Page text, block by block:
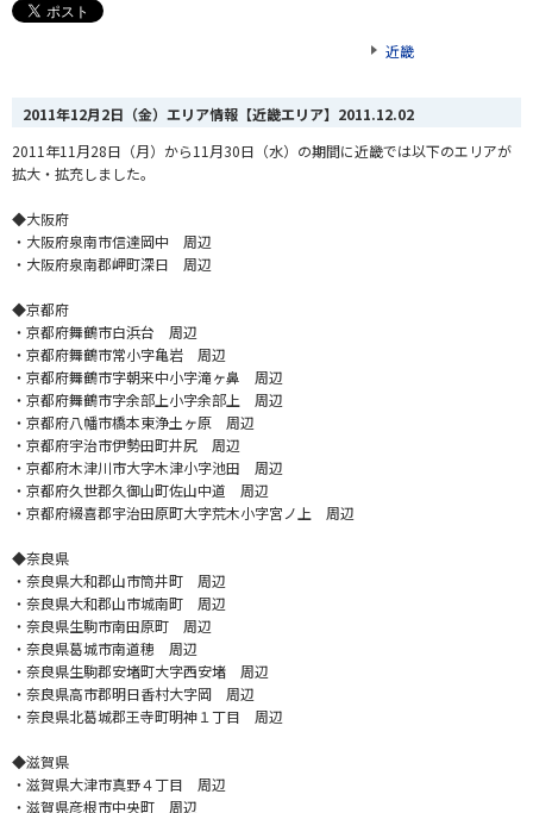
近畿
2011年12月2日（金）エリア情報【近畿エリア】 2011.12.02
2011年11月28日（月）から11月30日（水）の期間に近畿では以下のエリアが
拡大・拡充しました。
◆大阪府
・大阪府泉南市信達岡中 周辺
・大阪府泉南郡岬町深日 周辺
◆京都府
・京都府舞鶴市白浜台 周辺
・京都府舞鶴市常小字亀岩 周辺
・京都府舞鶴市字朝来中小字滝ヶ鼻 周辺
・京都府舞鶴市字余部上小字余部上 周辺
・京都府八幡市橋本東浄土ヶ原 周辺
・京都府宇治市伊勢田町井尻 周辺
・京都府木津川市大字木津小字池田 周辺
・京都府久世郡久御山町佐山中道 周辺
・京都府綴喜郡宇治田原町大字荒木小字宮ノ上 周辺
◆奈良県
・奈良県大和郡山市筒井町 周辺
・奈良県大和郡山市城南町 周辺
・奈良県生駒市南田原町 周辺
・奈良県葛城市南道穂 周辺
・奈良県生駒郡安堵町大字西安堵 周辺
・奈良県高市郡明日香村大字岡 周辺
・奈良県北葛城郡王寺町明神１丁目 周辺
◆滋賀県
・滋賀県大津市真野４丁目 周辺
・滋賀県彦根市中央町 周辺